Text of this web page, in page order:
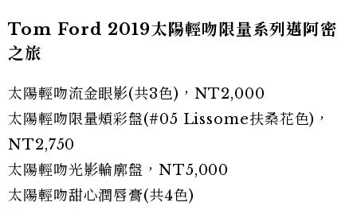
Tom Ford 2019太陽輕吻限量系列邁阿密
之旅
太陽輕吻流金眼影(共3色)，NT2,000
太陽輕吻限量頰彩盤(#05 Lissome扶桑花色)，
NT2,750
太陽輕吻光影輪廓盤，NT5,000
太陽輕吻甜心潤唇膏(共4色)